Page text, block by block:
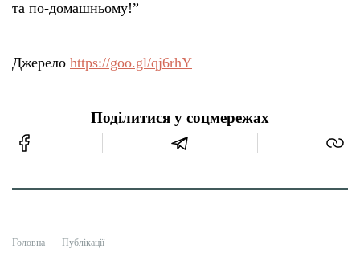
та по-домашньому!”
Джерело https://goo.gl/qj6rhY
Поділитися у соцмережах
Головна Публікації